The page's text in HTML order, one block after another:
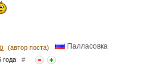
(автор поста) Палласовка
года #